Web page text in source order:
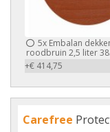
5x Embalan
roodbruin 2,5 liter
+€ 414,75
Carefree